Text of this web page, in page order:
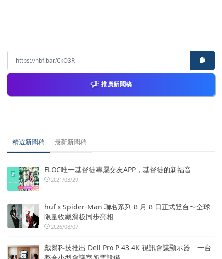
推廣新聞稿
精選新聞稿 最新新聞稿
FLOC唯一基督徒專屬交友APP，基督徒的新福音
2021/03/29
huf x Spider-Man 聯名系列 8 月 8 日正式登台〜全球
限量收藏滑板同步亮相
2026/08/07
戴爾科技推出 Dell Pro P 43 4K 視訊會議顯示器 一台